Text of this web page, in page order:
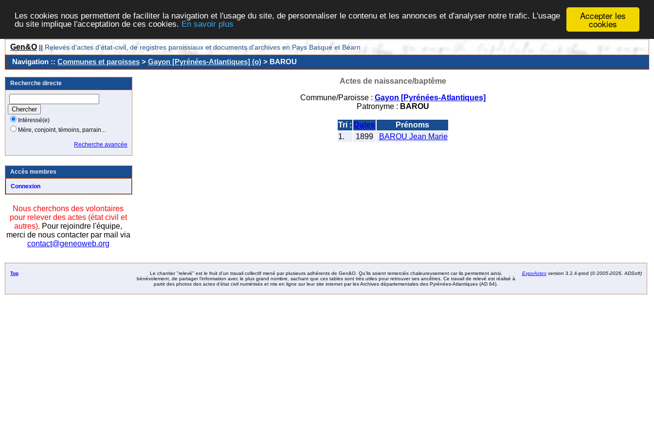
Accepter les
cookies
Les cookies nous permettent de faciliter la navigation et l'usage du site, de personnaliser le contenu et les annonces et d'analyser notre trafic. L'usage
du site implique l'acceptation de ces cookies. En savoir plus
Gen&O || Relevés d'actes d'état-civil, de registres paroissiaux et documents d'archives en Pays Basque et Béarn
Navigation :: Communes et paroisses > Gayon [Pyrénées-Atlantiques] (o) > BAROU
Recherche directe
Intéressé(e)
Mère, conjoint, témoins, parrain...
Recherche avancée
Accès membres
Connexion
Nous cherchons des volontaires
pour relever des actes (état civil et
autres). Pour rejoindre l'équipe,
merci de nous contacter par mail via
contact@geneoweb.org
Actes de naissance/baptême
Commune/Paroisse : Gayon [Pyrénées-Atlantiques]
Patronyme : BAROU
Tri : Dates
Prénoms
1.
1899 BAROU Jean Marie
Top
Le chantier "relevé" est le fruit d’un travail collectif mené par plusieurs adhérents de Gen&O. Qu’ils soient remerciés chaleureusement car ils permettent ainsi,
bénévolement, de partager l’information avec le plus grand nombre, sachant que ces tables sont très utiles pour retrouver ses ancêtres. Ce travail de relevé est réalisé à
partir des photos des actes d’état civil numérisés et mis en ligne sur leur site internet par les Archives départementales des Pyrénées-Atlantiques (AD 64).
ExpoActesversion 3.2.4-prod (©2005-2026, ADSoft)